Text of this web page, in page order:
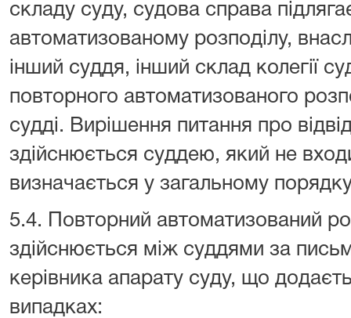
складу суду, судова справа
автоматизованому розподілу,
інший суддя, інший склад колегії
повторного автоматизованого
судді. Вирішення питання про
здійснюється суддею, який не
визначається у загальному
5.4. Повторний автоматизований
здійснюється між суддями за
керівника апарату суду, що
випадках: